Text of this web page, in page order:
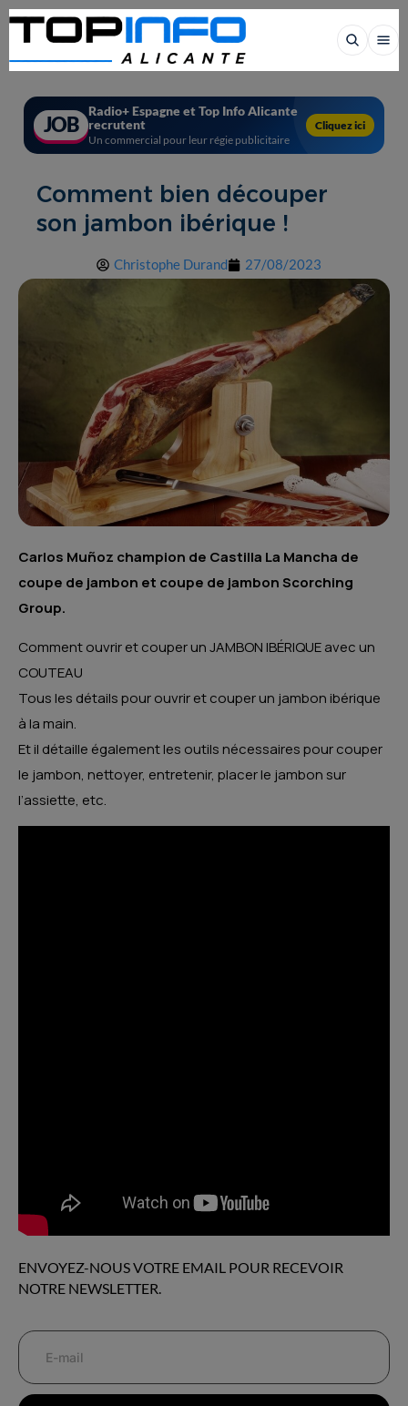
JOB
Radio+ Espagne et Top Info Alicante
recrutent
Un commercial pour leur régie publicitaire
Cliquez ici
Comment bien découper
son jambon ibérique !
Christophe Durand 27/08/2023
Carlos Muñoz champion de Castilla La Mancha de
coupe de jambon et coupe de jambon Scorching
Group.
Comment ouvrir et couper un JAMBON IBÉRIQUE avec un
COUTEAU
Tous les détails pour ouvrir et couper un jambon ibérique
à la main.
Et il détaille également les outils nécessaires pour couper
le jambon, nettoyer, entretenir, placer le jambon sur
l’assiette, etc.
ENVOYEZ-NOUS VOTRE EMAIL POUR RECEVOIR
NOTRE NEWSLETTER.